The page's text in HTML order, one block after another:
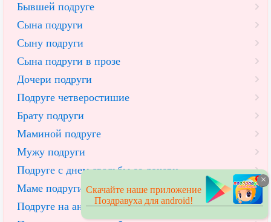
Бывшей подруге
Сына подруги
Сыну подруги
Сына подруги в прозе
Дочери подруги
Подруге четверостишие
Брату подруги
Маминой подруге
Мужу подруги
Подруге с днем свадьбы ее дочери
Маме подруги с днем рождения
Подруге на английском языке
×
Скачайте наше приложение
Поздравуха для android!